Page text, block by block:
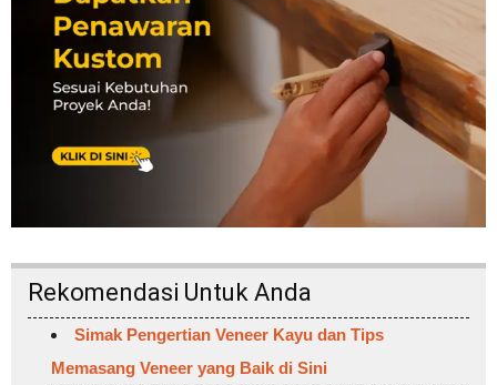
Rekomendasi Untuk Anda
Simak Pengertian Veneer Kayu dan Tips
Memasang Veneer yang Baik di Sini